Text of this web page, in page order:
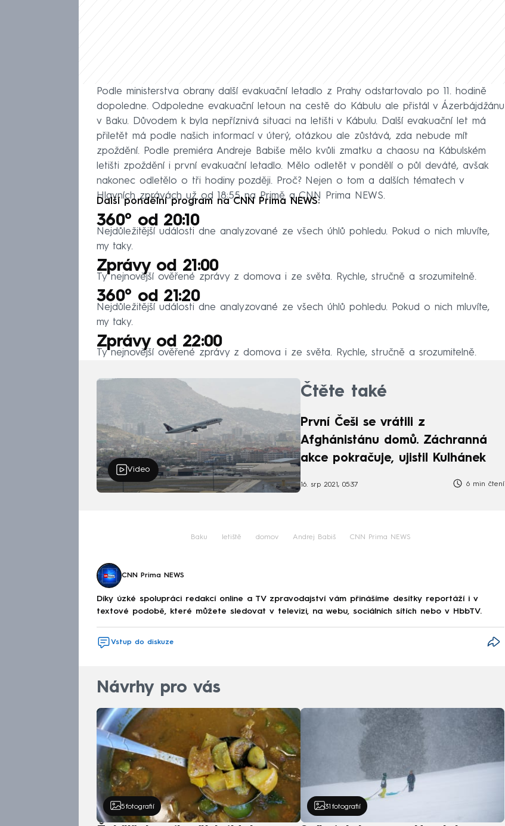
Podle ministerstva obrany další evakuační letadlo z Prahy odstartovalo po 11. hodině
dopoledne. Odpoledne evakuační letoun na cestě do Kábulu ale přistál v Ázerbájdžánu
v Baku. Důvodem k byla nepříznivá situaci na letišti v Kábulu. Další evakuační let má
přiletět má podle našich informací v úterý, otázkou ale zůstává, zda nebude mít
zpoždění. Podle premiéra Andreje Babiše mělo kvůli zmatku a chaosu na Kábulském
letišti zpoždění i první evakuační letadlo. Mělo odletět v pondělí o půl deváté, avšak
nakonec odletělo o tři hodiny později. Proč? Nejen o tom a dalších tématech v
Hlavních zprávách už od 18:55 na Primě a CNN Prima NEWS.
Další pondělní program na CNN Prima NEWS:
360° od 20:10
Nejdůležitější události dne analyzované ze všech úhlů pohledu. Pokud o nich mluvíte,
my taky.
Zprávy od 21:00
Ty nejnovější ověřené zprávy z domova i ze světa. Rychle, stručně a srozumitelně.
360° od 21:20
Nejdůležitější události dne analyzované ze všech úhlů pohledu. Pokud o nich mluvíte,
my taky.
Zprávy od 22:00
Ty nejnovější ověřené zprávy z domova i ze světa. Rychle, stručně a srozumitelně.
Video
Čtěte také
První Češi se vrátili z
Afghánistánu domů. Záchranná
akce pokračuje, ujistil Kulhánek
16. srp 2021, 05:37 6 min čtení
Baku letiště domov Andrej Babiš CNN Prima NEWS
CNN Prima NEWS
Díky úzké spolupráci redakcí online a TV zpravodajství vám přinášíme desítky reportáží i v
textové podobě, které můžete sledovat v televizi, na webu, sociálních sítích nebo v HbbTV.
Vstup do diskuze
Návrhy pro vás
5 fotografií 31 fotografií